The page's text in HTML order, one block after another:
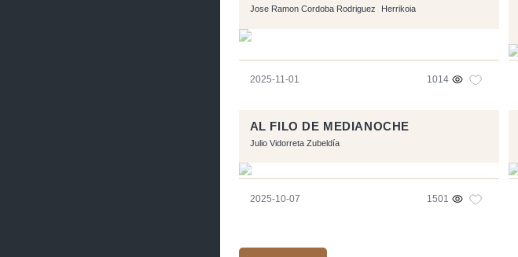
Jose Ramon Cordoba Rodriguez Herrikoia
2025-11-01 1014
AL FILO DE MEDIANOCHE
Julio Vidorreta Zubeldía
2025-10-07 1501